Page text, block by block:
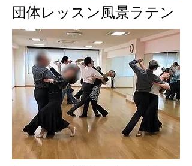
団体レッスン風景ラテン